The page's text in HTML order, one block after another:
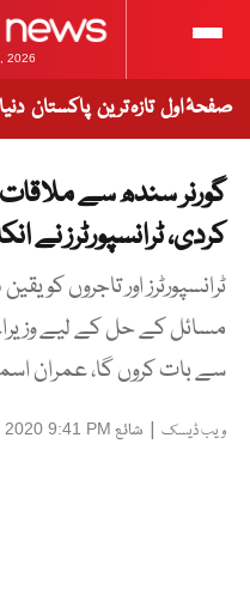
2026
صفحۂ اول تازہ ترین پاکستان دنیا
گورنر سندھ سے
کردی، ٹرانسپورٹرز نے
ٹرانسپورٹرز اور تاجروں کو
مسائل کے حل کے لیے
سے بات کروں گا، عمران
ویب ڈیسک | شائع 9:41 PM